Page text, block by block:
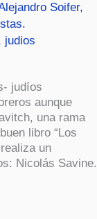
Soifer,
judios
judíos
aunque
una rama
libro “Los
un
Nicolás Savine.